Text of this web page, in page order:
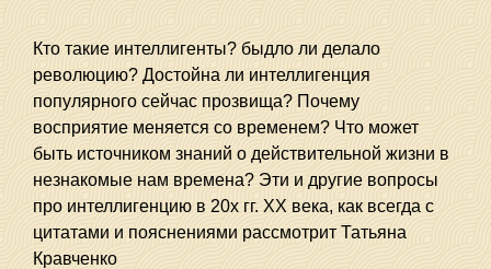
Кто такие интеллигенты? быдло ли делало
революцию? Достойна ли интеллигенция
популярного сейчас прозвища? Почему
восприятие меняется со временем? Что может
быть источником знаний о действительной жизни в
незнакомые нам времена? Эти и другие вопросы
про интеллигенцию в 20х гг. ХХ века, как всегда с
цитатами и пояснениями рассмотрит Татьяна
Кравченко